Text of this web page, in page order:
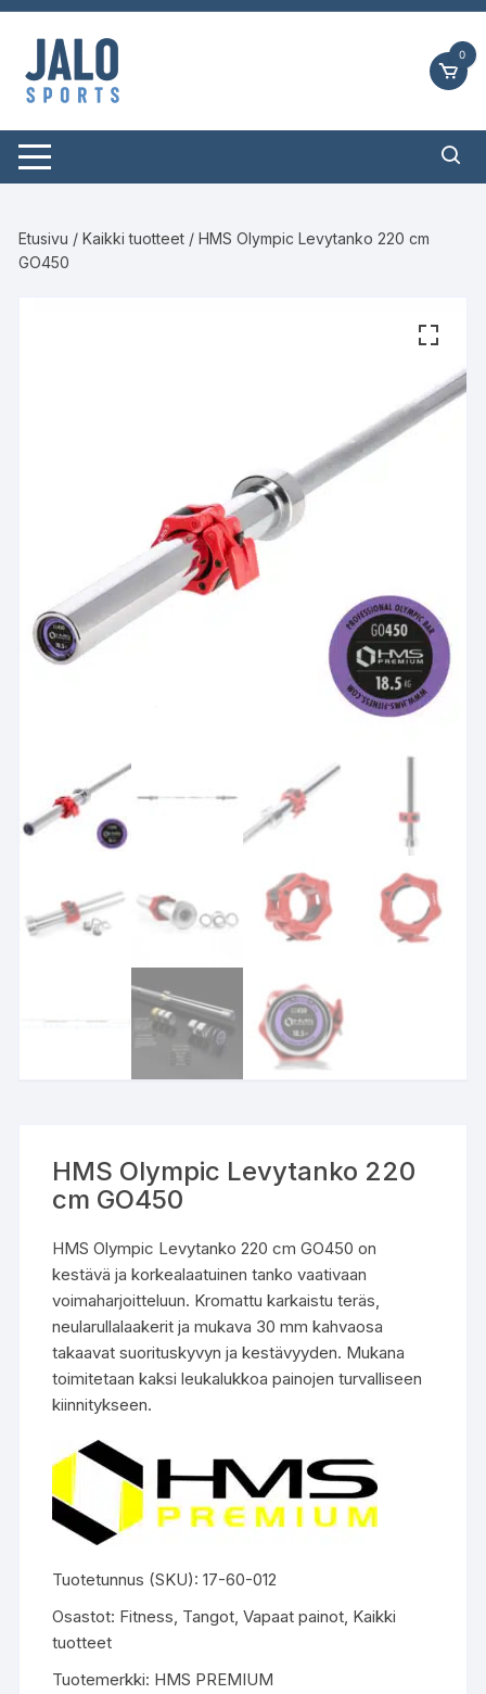
Siirry
suoraan
sisältöön
0
Etusivu /Kaikki tuotteet / HMS Olympic Levytanko 220 cm
GO450
HMS Olympic Levytanko 220
cm GO450
HMS Olympic Levytanko 220 cm GO450 on
kestävä ja korkealaatuinen tanko vaativaan
voimaharjoitteluun. Kromattu karkaistu teräs,
neularullalaakerit ja mukava 30 mm kahvaosa
takaavat suorituskyvyn ja kestävyyden. Mukana
toimitetaan kaksi leukalukkoa painojen turvalliseen
kiinnitykseen.
Tuotetunnus (SKU):17-60-012
Osastot: Fitness, Tangot,Vapaat painot, Kaikki
tuotteet
Tuotemerkki: HMS PREMIUM